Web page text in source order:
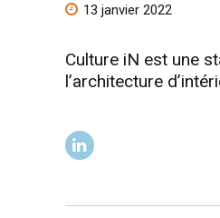
13 janvier 2022
Culture iN est une
l’architecture